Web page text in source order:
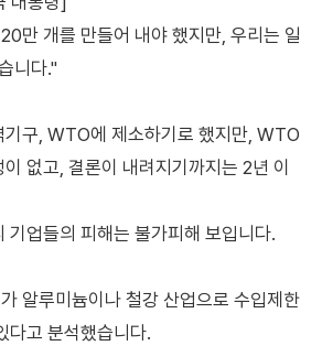
만 개를 만들어 내야 했지만, 우리는 일
니다."
기구, WTO에 제소하기로 했지만, WTO
없고, 결론이 내려지기까지는 2년 이
기업들의 피해는 불가피해 보입니다.
알루미늄이나 철강 산업으로 수입제한
다고 분석했습니다.